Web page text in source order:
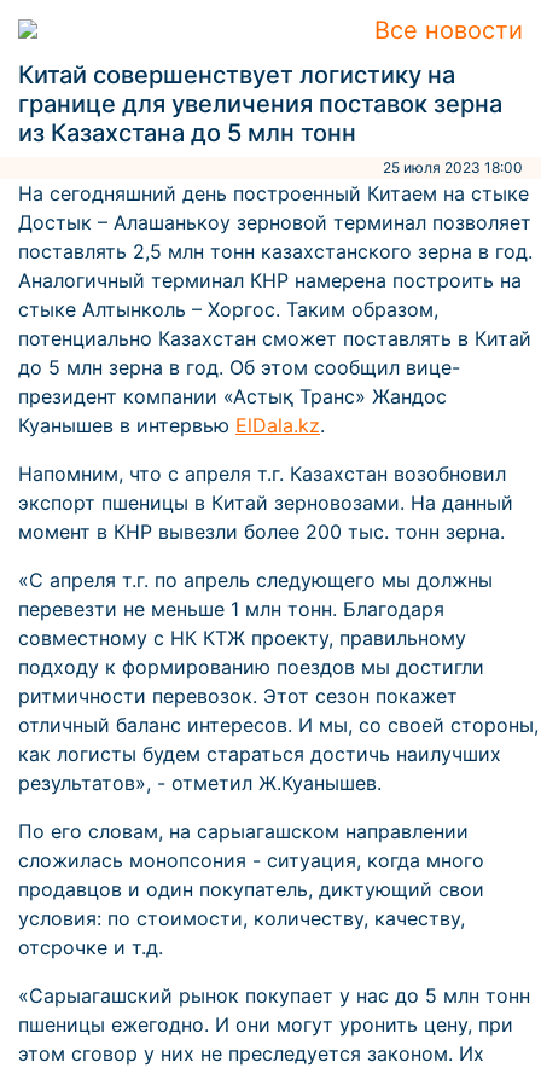
Все новости
Китай совершенствует логистику на
границе для увеличения поставок зерна
из Казахстана до 5 млн тонн
25 июля 2023 18:00
На сегодняшний день построенный Китаем на стыке
Достык – Алашанькоу зерновой терминал позволяет
поставлять 2,5 млн тонн казахстанского зерна в год.
Аналогичный терминал КНР намерена построить на
стыке Алтынколь – Хоргос. Таким образом,
потенциально Казахстан сможет поставлять в Китай
до 5 млн зерна в год. Об этом сообщил вице-
президент компании «Астық Транс» Жандос
Куанышев в интервью ElDala.kz.
Напомним, что с апреля т.г. Казахстан возобновил
экспорт пшеницы в Китай зерновозами. На данный
момент в КНР вывезли более 200 тыс. тонн зерна.
«С апреля т.г. по апрель следующего мы должны
перевезти не меньше 1 млн тонн. Благодаря
совместному с НК КТЖ проекту, правильному
подходу к формированию поездов мы достигли
ритмичности перевозок. Этот сезон покажет
отличный баланс интересов. И мы, со своей стороны,
как логисты будем стараться достичь наилучших
результатов», - отметил Ж.Куанышев.
По его словам, на сарыагашском направлении
сложилась монопсония - ситуация, когда много
продавцов и один покупатель, диктующий свои
условия: по стоимости, количеству, качеству,
отсрочке и т.д.
«Сарыагашский рынок покупает у нас до 5 млн тонн
пшеницы ежегодно. И они могут уронить цену, при
этом сговор у них не преследуется законом. Их